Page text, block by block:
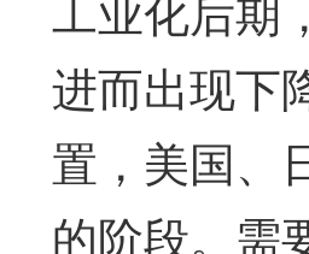
进而出现下
置，美国、
的阶段。需